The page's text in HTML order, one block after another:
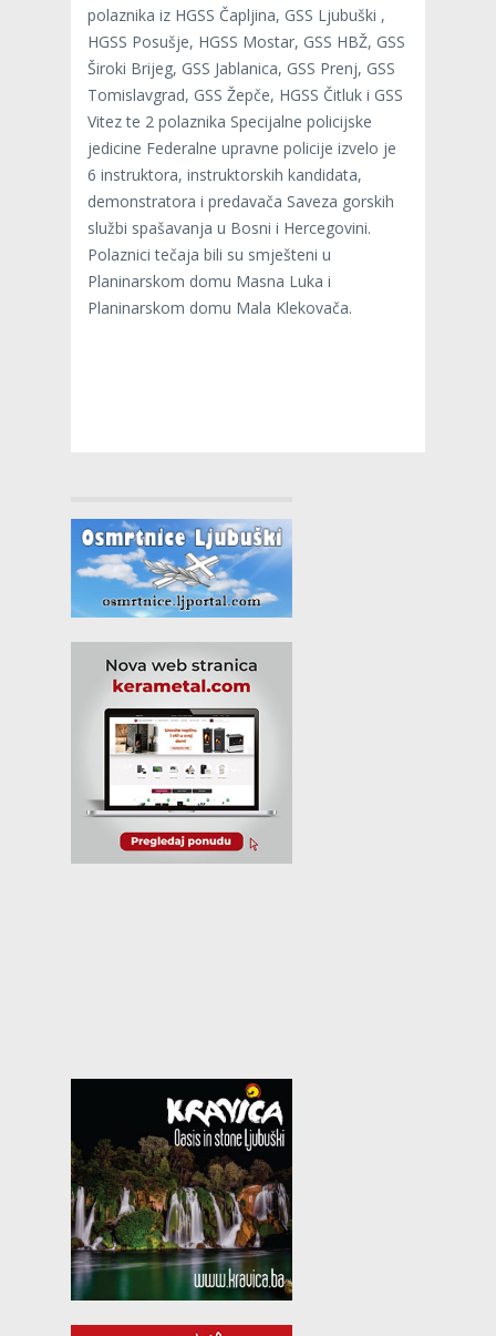
polaznika iz HGSS Čapljina, GSS Ljubuški ,
HGSS Posušje, HGSS Mostar, GSS HBŽ, GSS
Široki Brijeg, GSS Jablanica, GSS Prenj, GSS
Tomislavgrad, GSS Žepče, HGSS Čitluk i GSS
Vitez te 2 polaznika Specijalne policijske
jedicine Federalne upravne policije izvelo je
6 instruktora, instruktorskih kandidata,
demonstratora i predavača Saveza gorskih
službi spašavanja u Bosni i Hercegovini.
Polaznici tečaja bili su smješteni u
Planinarskom domu Masna Luka i
Planinarskom domu Mala Klekovača.